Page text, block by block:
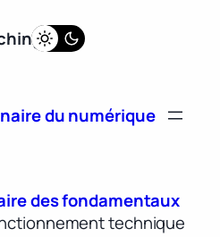
du numérique
des fondamentaux
technique